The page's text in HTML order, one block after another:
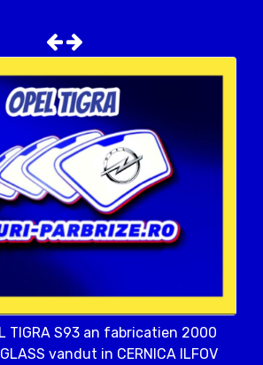
TIGRA S93 an fabricatien 2000
vandut in CERNICA ILFOV